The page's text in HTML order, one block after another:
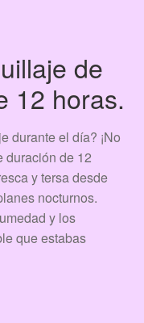
de
12 horas.
durante el día? ¡No
duración de 12
y tersa desde
nocturnos.
y los
que estabas